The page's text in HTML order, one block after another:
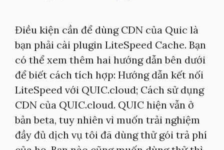
Điều kiện cần để dùng CDN của Quic là
bạn phải cài plugin LiteSpeed Cache. Bạn
có thể xem thêm hai hướng dẫn bên dưới
để biết cách tích hợp: Hướng dẫn kết nối
LiteSpeed với QUIC.cloud; Cách sử dụng
CDN của QUIC.cloud. QUIC hiện vẫn ở
bản beta, tuy nhiên vì muốn trải nghiệm
đầy đủ dịch vụ tôi đã dùng thử gói trả phí